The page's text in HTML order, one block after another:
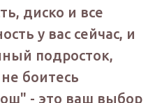
диско и все
у вас сейчас, и
подросток,
боитесь
- это ваш выбор